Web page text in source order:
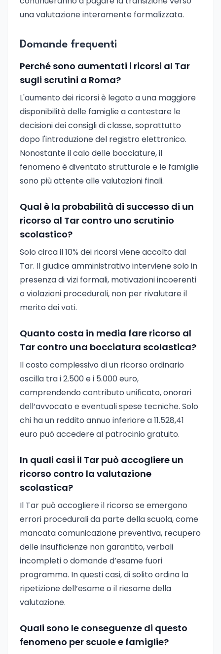
una valutazione interamente formalizzata.
Domande frequenti
Perché sono aumentati i ricorsi al Tar
sugli scrutini a Roma?
L'aumento dei ricorsi è legato a una maggiore
disponibilità delle famiglie a contestare le
decisioni dei consigli di classe, soprattutto
dopo l'introduzione del registro elettronico.
Nonostante il calo delle bocciature, il
fenomeno è diventato strutturale e le famiglie
sono più attente alle valutazioni finali.
Qual è la probabilità di successo di un
ricorso al Tar contro uno scrutinio
scolastico?
Solo circa il 10% dei ricorsi viene accolto dal
Tar. Il giudice amministrativo interviene solo in
presenza di vizi formali, motivazioni incoerenti
o violazioni procedurali, non per rivalutare il
merito dei voti.
Quanto costa in media fare ricorso al
Tar contro una bocciatura scolastica?
Il costo complessivo di un ricorso ordinario
oscilla tra i 2.500 e i 5.000 euro,
comprendendo contributo unificato, onorari
dell’avvocato e eventuali spese tecniche. Solo
chi ha un reddito annuo inferiore a 11.528,41
euro può accedere al patrocinio gratuito.
In quali casi il Tar può accogliere un
ricorso contro la valutazione
scolastica?
Il Tar può accogliere il ricorso se emergono
errori procedurali da parte della scuola, come
mancata comunicazione preventiva, recupero
delle insufficienze non garantito, verbali
incompleti o domande d’esame fuori
programma. In questi casi, di solito ordina la
ripetizione dell’esame o il riesame della
valutazione.
Quali sono le conseguenze di questo
fenomeno per scuole e famiglie?